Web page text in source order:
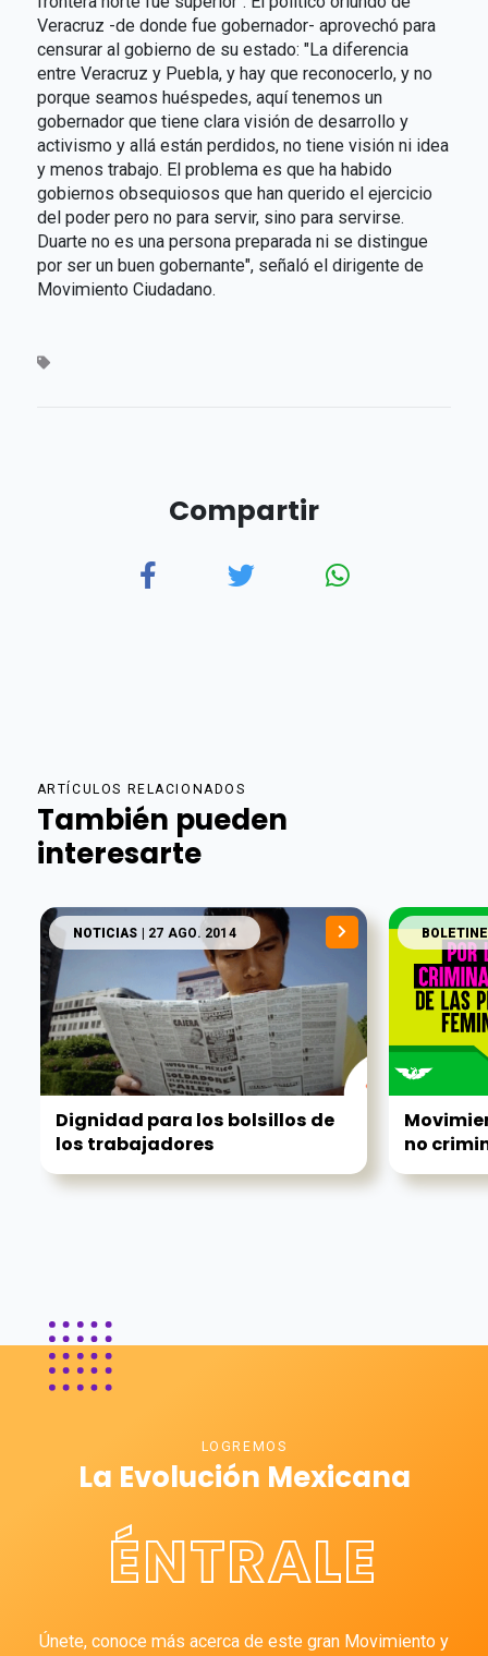
Veracruz -de donde fue gobernador- aprovechó para
censurar al gobierno de su estado: "La diferencia
entre Veracruz y Puebla, y hay que reconocerlo, y no
porque seamos huéspedes, aquí tenemos un
gobernador que tiene clara visión de desarrollo y
activismo y allá están perdidos, no tiene visión ni idea
y menos trabajo. El problema es que ha habido
gobiernos obsequiosos que han querido el ejercicio
del poder pero no para servir, sino para servirse.
Duarte no es una persona preparada ni se distingue
por ser un buen gobernante", señaló el dirigente de
Movimiento Ciudadano.
Compartir
ARTÍCULOS RELACIONADOS
También pueden
interesarte
NOTICIAS | 27 AGO. 2014
Dignidad para los bolsillos de
los trabajadores
no
LOGREMOS
La Evolución Mexicana
ÉNTRALE
Únete, conoce más acerca de este gran Movimiento y